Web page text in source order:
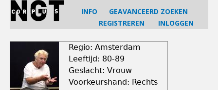
Jump
navigation
INFO
GEAVANCEERD ZOEKEN
REGISTREREN
INLOGGEN
Regio: Amsterdam
Leeftijd: 80-89
Geslacht: Vrouw
Voorkeurshand: Rechts